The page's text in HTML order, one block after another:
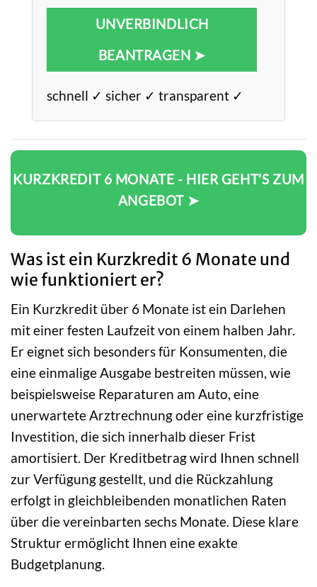
UNVERBINDLICH
BEANTRAGEN ➤
schnell ✓ sicher ✓ transparent ✓
KURZKREDIT 6 MONATE - HIER GEHT’S ZUM
ANGEBOT ➤
Was ist ein Kurzkredit 6 Monate und
wie funktioniert er?
Ein Kurzkredit über 6 Monate ist ein Darlehen
mit einer festen Laufzeit von einem halben Jahr.
Er eignet sich besonders für Konsumenten, die
eine einmalige Ausgabe bestreiten müssen, wie
beispielsweise Reparaturen am Auto, eine
unerwartete Arztrechnung oder eine kurzfristige
Investition, die sich innerhalb dieser Frist
amortisiert. Der Kreditbetrag wird Ihnen schnell
zur Verfügung gestellt, und die Rückzahlung
erfolgt in gleichbleibenden monatlichen Raten
über die vereinbarten sechs Monate. Diese klare
Struktur ermöglicht Ihnen eine exakte
Budgetplanung.